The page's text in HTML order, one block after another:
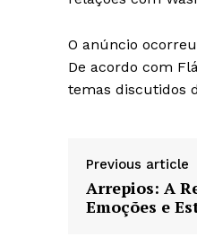
O anúncio
De acordo com
temas discutidos
Previous article
Arrepios: A
Emoções e